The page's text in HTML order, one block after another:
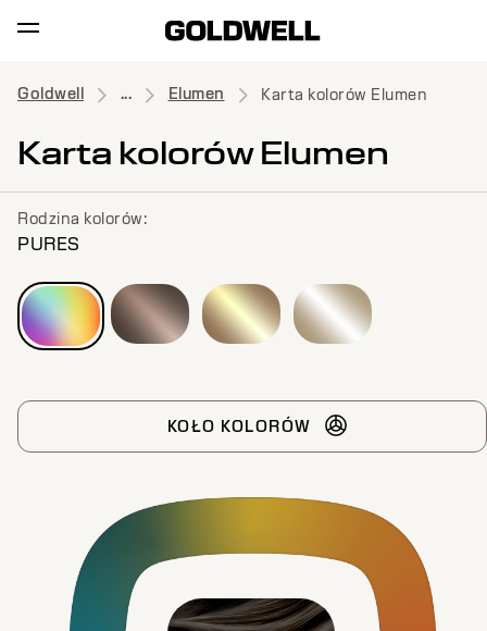
Goldwell ... Elumen Karta kolorów Elumen
Karta kolorów Elumen
Rodzina kolorów:
PURES
KOŁO KOLORÓW